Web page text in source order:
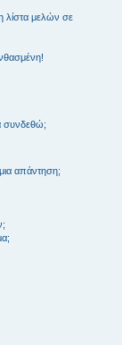
λίστα μελών σε
συνδεθώ;
απάντηση;